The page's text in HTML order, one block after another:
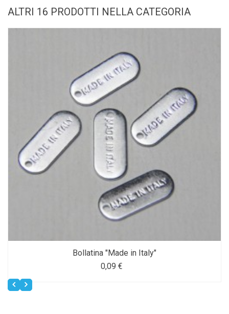
ALTRI 16 PRODOTTI NELLA CATEGORIA
Bollatina "Made in Italy"
0,09 €